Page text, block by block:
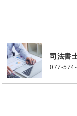
司法書
077-